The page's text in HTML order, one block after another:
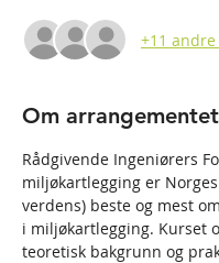
+11
Om arrangementet
Rådgivende Ingeniørers
miljøkartlegging er
verdens) beste og mest
i miljøkartlegging. Kurset
teoretisk bakgrunn og